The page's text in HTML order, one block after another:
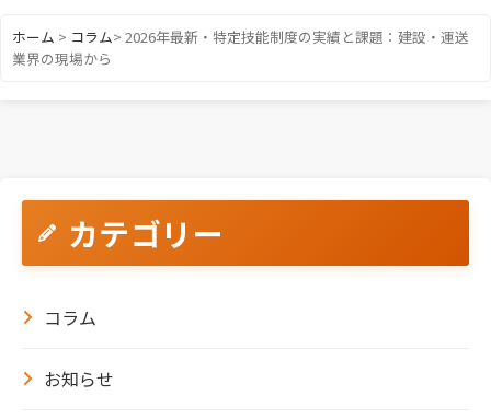
ホーム > コラム> 2026年最新・特定技能制度の実績と課題：建設・運送
業界の現場から
カテゴリー
コラム
お知らせ